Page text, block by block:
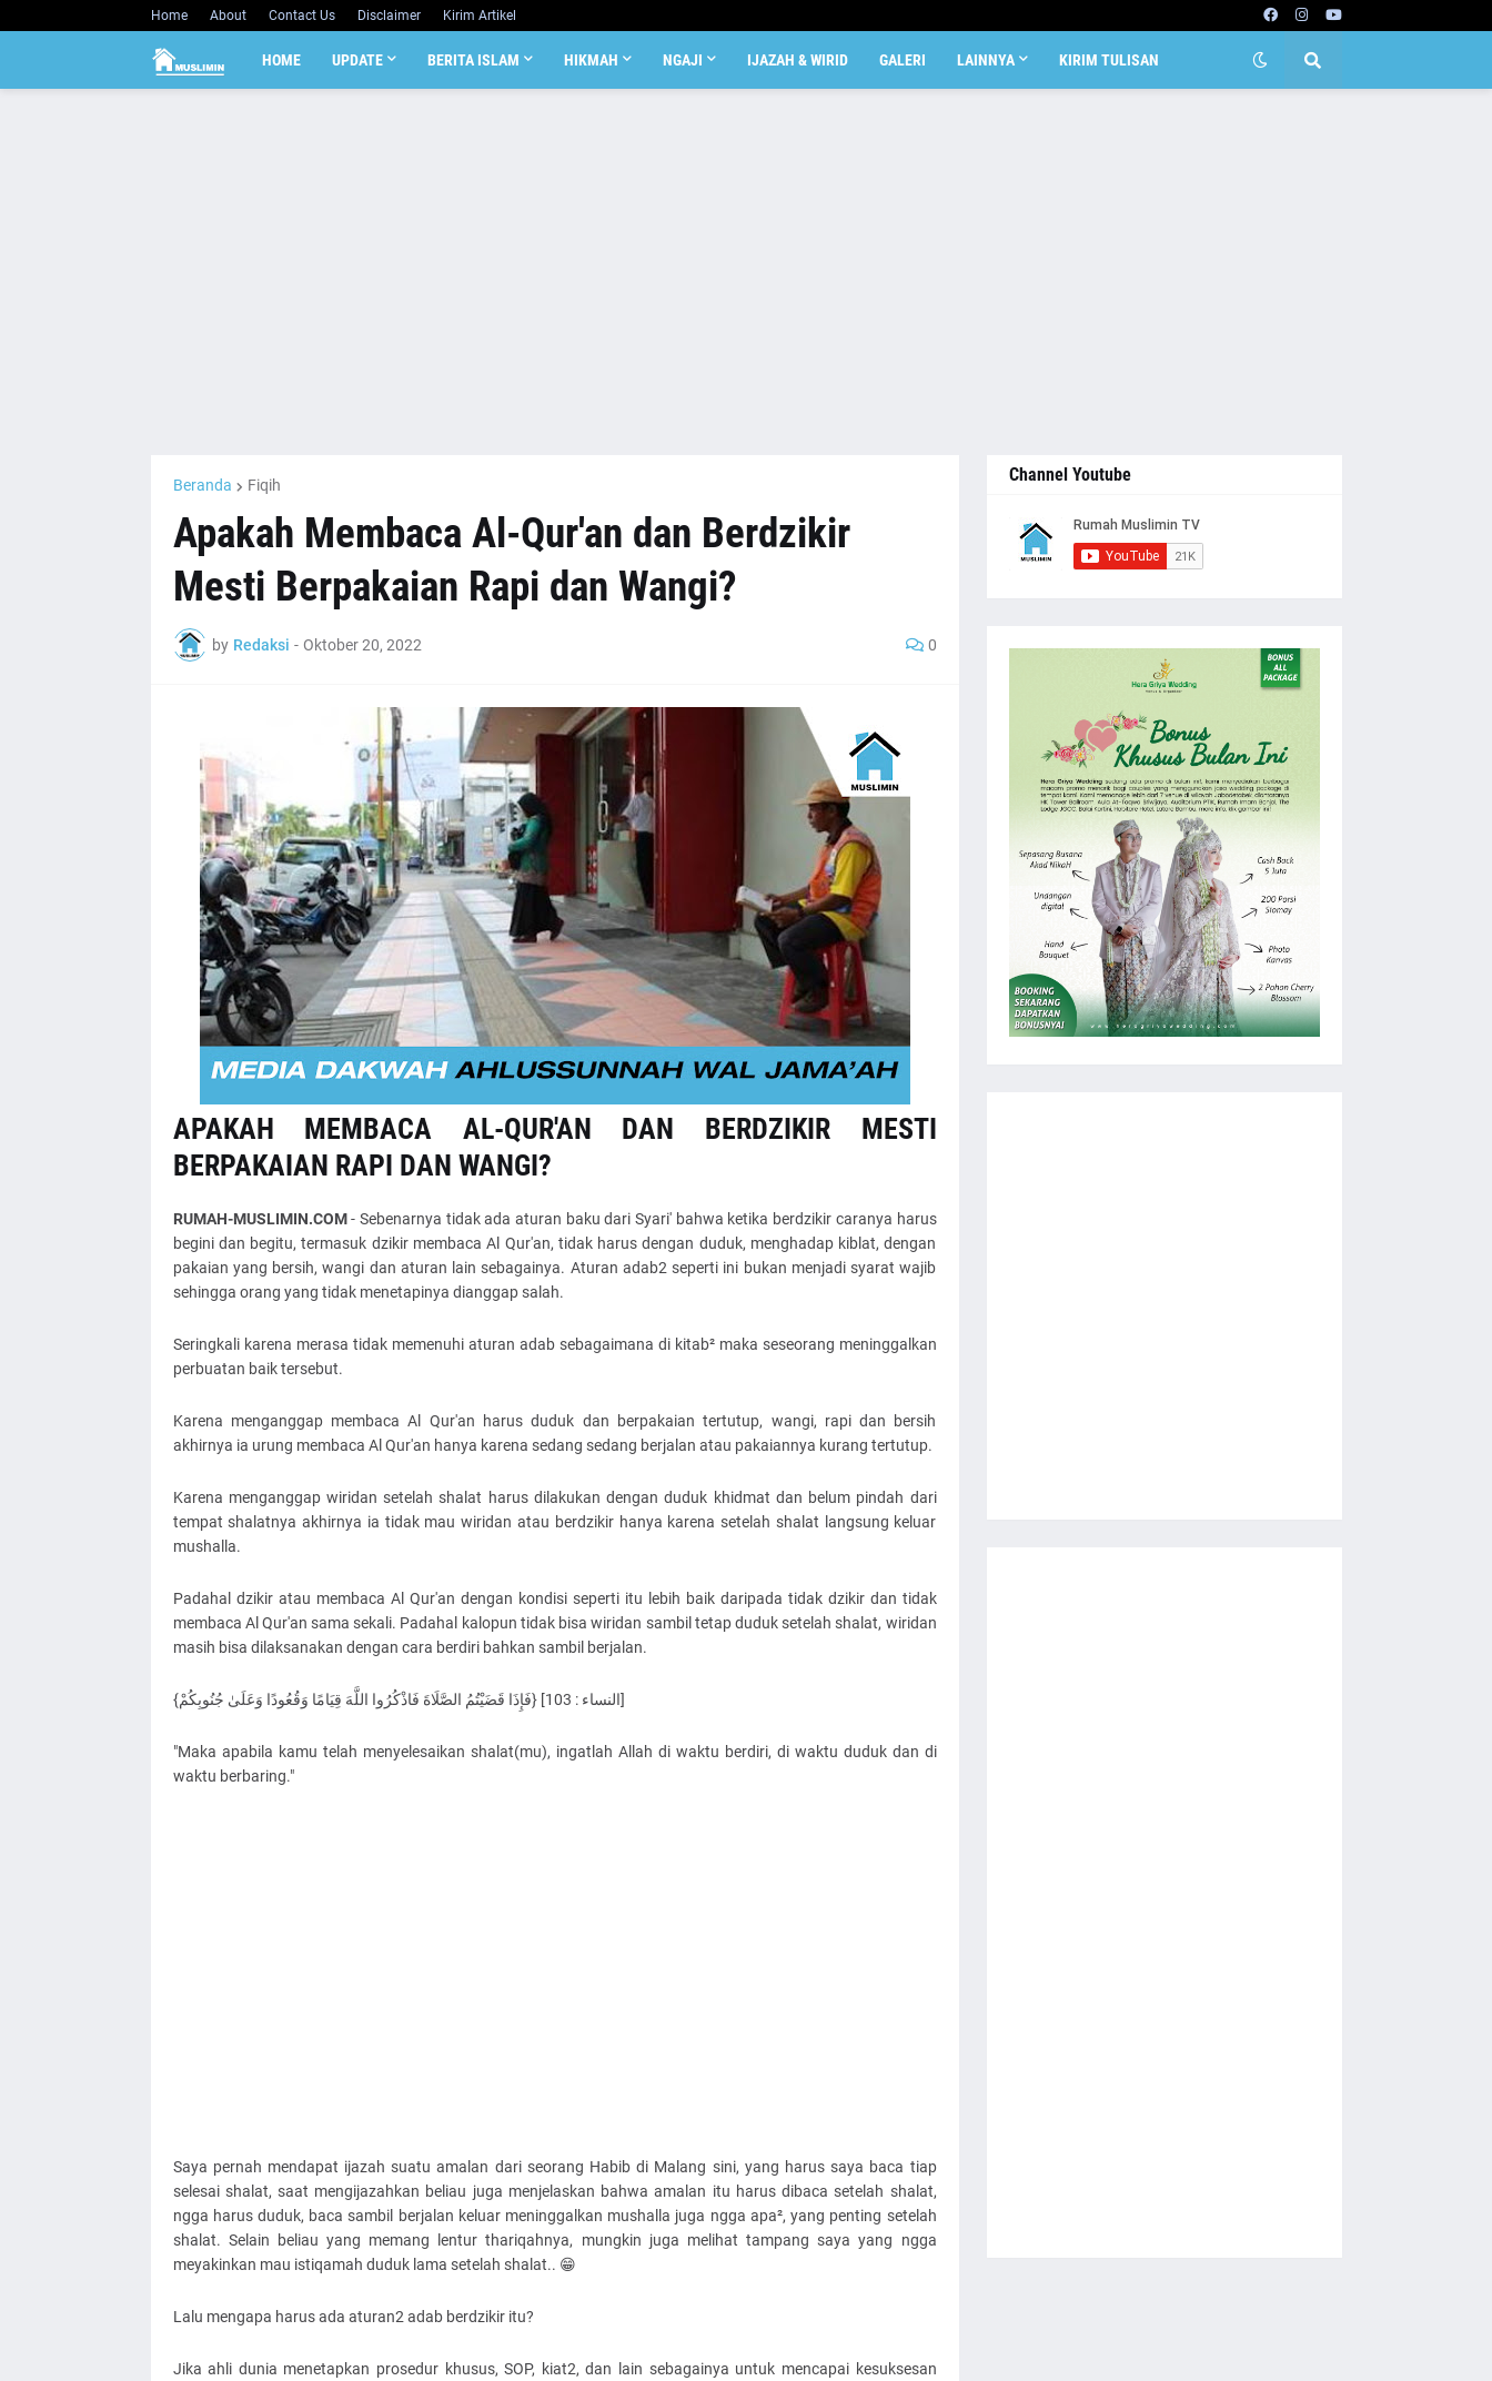
Home About Contact Us Disclaimer Kirim Artikel
HOME UPDATE BERITA ISLAM HIKMAH NGAJI IJAZAH & WIRID GALERI LAINNYA KIRIM TULISAN
Beranda Fiqih
Apakah Membaca Al-Qur'an dan Berdzikir
Mesti Berpakaian Rapi dan Wangi?
by Redaksi - Oktober 20, 2022 0
APAKAH MEMBACA AL-QUR'AN DAN BERDZIKIR MESTI
BERPAKAIAN RAPI DAN WANGI?
RUMAH-MUSLIMIN.COM- Sebenarnya tidak ada aturan baku dari Syari' bahwa ketika berdzikir caranya harus
begini dan begitu, termasuk dzikir membaca Al Qur'an, tidak harus dengan duduk, menghadap kiblat, dengan
pakaian yang bersih, wangi dan aturan lain sebagainya. Aturan adab2 seperti ini bukan menjadi syarat wajib
sehingga orang yang tidak menetapinya dianggap salah.
Seringkali karena merasa tidak memenuhi aturan adab sebagaimana di kitab² maka seseorang meninggalkan
perbuatan baik tersebut.
Karena menganggap membaca Al Qur'an harus duduk dan berpakaian tertutup, wangi, rapi dan bersih
akhirnya ia urung membaca Al Qur'an hanya karena sedang sedang berjalan atau pakaiannya kurang tertutup.
Karena menganggap wiridan setelah shalat harus dilakukan dengan duduk khidmat dan belum pindah dari
tempat shalatnya akhirnya ia tidak mau wiridan atau berdzikir hanya karena setelah shalat langsung keluar
mushalla.
Padahal dzikir atau membaca Al Qur'an dengan kondisi seperti itu lebih baik daripada tidak dzikir dan tidak
membaca Al Qur'an sama sekali. Padahal kalopun tidak bisa wiridan sambil tetap duduk setelah shalat, wiridan
masih bisa dilaksanakan dengan cara berdiri bahkan sambil berjalan.
{فَإِذَا قَضَيْتُمُ الصَّلَاةَ فَاذْكُرُوا اللَّهَ قِيَامًا وَقُعُودًا وَعَلَىٰ جُنُوبِكُمْ} [النساء : 103]
"Maka apabila kamu telah menyelesaikan shalat(mu), ingatlah Allah di waktu berdiri, di waktu duduk dan di
waktu berbaring."
Saya pernah mendapat ijazah suatu amalan dari seorang Habib di Malang sini, yang harus saya baca tiap
selesai shalat, saat mengijazahkan beliau juga menjelaskan bahwa amalan itu harus dibaca setelah shalat,
ngga harus duduk, baca sambil berjalan keluar meninggalkan mushalla juga ngga apa², yang penting setelah
shalat. Selain beliau yang memang lentur thariqahnya, mungkin juga melihat tampang saya yang ngga
meyakinkan mau istiqamah duduk lama setelah shalat.. 😁
Lalu mengapa harus ada aturan2 adab berdzikir itu?
Jika ahli dunia menetapkan prosedur khusus, SOP, kiat2, dan lain sebagainya untuk mencapai kesuksesan
Channel Youtube